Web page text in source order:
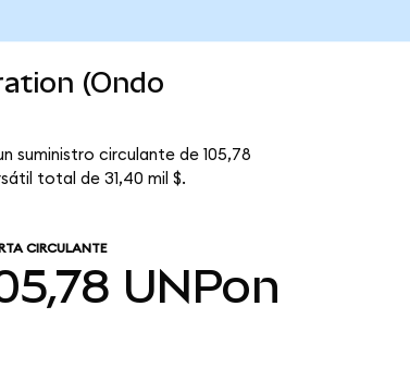
(Ondo
suministro circulante de 105,78
total de 31,40 mil $.
CIRCULANTE
UNPon